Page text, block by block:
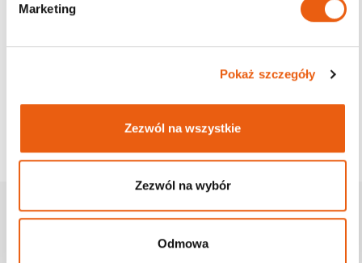
Marketing
Pokaż szczegóły
Zezwól na wszystkie
Zezwól na wybór
Odmowa
Zapisz Się Na Newsletter
Bądź na bieżąco z naszymi wszystkimi nowościami i promocjami.